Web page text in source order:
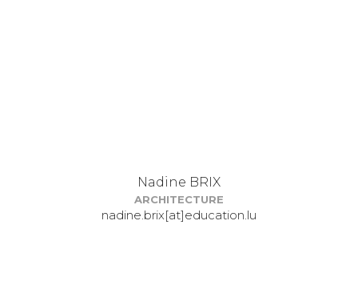
Nadine BRIX
ARCHITECTURE
nadine.brix[at]education.lu